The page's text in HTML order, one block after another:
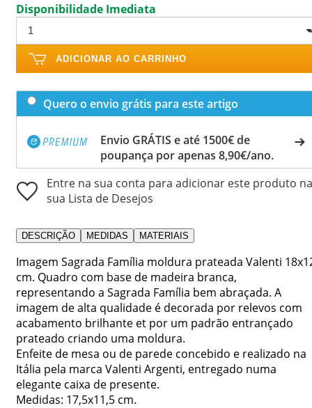
Disponibilidade Imediata
ADICIONAR AO CARRINHO
Quero o envio grátis para este artigo
Envio GRÁTIS e até 1500€ de
poupança por apenas 8,90€/ano.
Entre na sua conta para adicionar este produto na
sua Lista de Desejos
DESCRIÇÃO MEDIDAS MATERIAIS
Imagem Sagrada Família moldura prateada Valenti
cm. Quadro com base de madeira branca,
representando a Sagrada Família bem abraçada. A
imagem de alta qualidade é decorada por relevos com
acabamento brilhante et por um padrão entrançado
prateado criando uma moldura.
Enfeite de mesa ou de parede concebido e realizado na
Itália pela marca Valenti Argenti, entregado numa
elegante caixa de presente.
Medidas: 17,5x11,5 cm.